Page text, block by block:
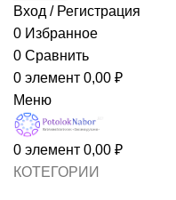
Вход / Регистрация
0 Избранное
0 Сравнить
0 элемент 0,00 ₽
Меню
0 элемент 0,00 ₽
КОТЕГОРИИ